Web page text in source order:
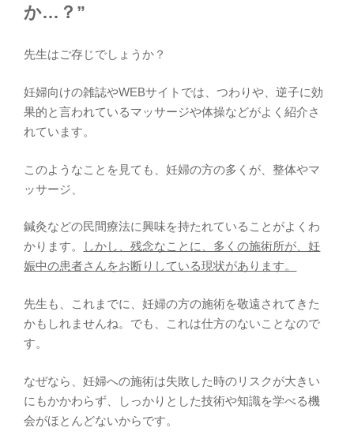
か…？”
先生はご存じでしょうか？
妊婦向けの雑誌やWEBサイトでは、つわりや、逆子に効
果的と言われているマッサージや体操などがよく紹介さ
れています。
このようなことを見ても、妊婦の方の多くが、整体やマ
ッサージ、
鍼灸などの民間療法に興味を持たれていることがよくわ
かります。
しかし、残念なことに、多くの施術所が、妊
娠中の患者さんをお断りしている現状があります。
先生も、これまでに、妊婦の方の施術を敬遠されてきた
かもしれませんね。でも、これは仕方のないことなので
す。
なぜなら、妊婦への施術は失敗した時のリスクが大きい
にもかかわらず、しっかりとした技術や知識を学べる機
会がほとんどないからです。